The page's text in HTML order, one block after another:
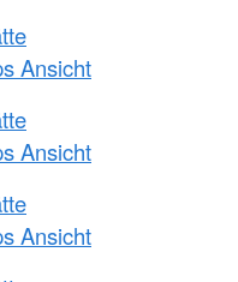
Ansicht
Ansicht
Ansicht